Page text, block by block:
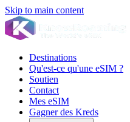
Skip to main content
Destinations
Qu'est-ce qu'une eSIM ?
Soutien
Contact
Mes eSIM
Gagner des Kreds